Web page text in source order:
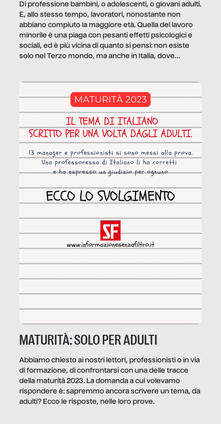
Di professione bambini, o adolescenti, o giovani adulti.
E, allo stesso tempo, lavoratori, nonostante non
abbiano compiuto la maggiore età. Quella del lavoro
minorile è una piaga con pesanti effetti psicologici e
sociali, ed è più vicina di quanto si pensi: non esiste
solo nel Terzo mondo, ma anche in Italia, dove
MATURITÀ: SOLO PER ADULTI
Abbiamo chiesto ai nostri lettori, professionisti o in via
di formazione, di confrontarsi con una delle tracce
della maturità 2023. La domanda a cui volevamo
rispondere è: sapremmo ancora scrivere un tema, da
adulti? Ecco le risposte, nelle loro prove.